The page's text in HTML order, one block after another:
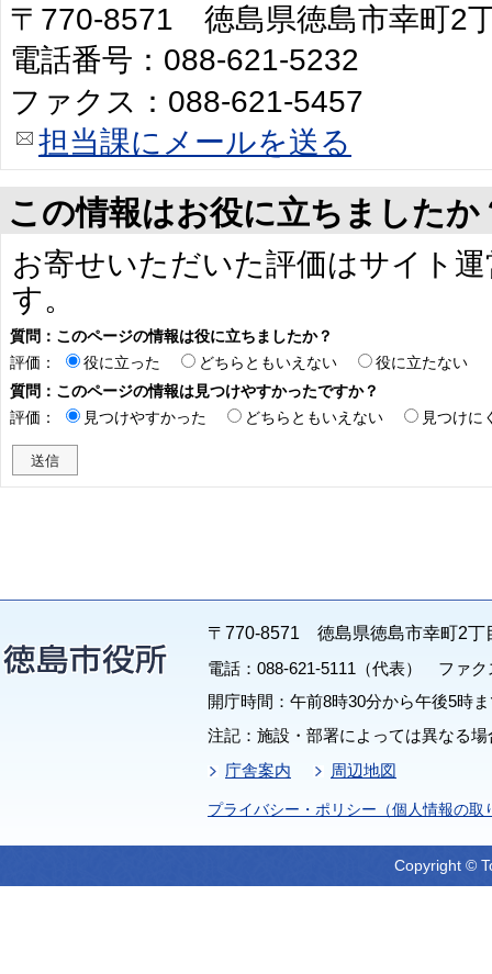
〒770-8571 徳島県徳島市幸町2
電話番号：088-621-5232
ファクス：088-621-5457
担当課にメールを送る
この情報はお役に立ちましたか
お寄せいただいた評価はサイト
す。
質問：このページの情報は役に立ちましたか？
評価：
役に立った どちらともいえない
役に立たない
質問：このページの情報は見つけやすかったですか？
評価：
見つけやすかった どちらともいえない 見つけに
〒770-8571 徳島県徳島市幸町2丁
電話：088-621-5111（代表） ファク
開庁時間：午前8時30分から午後5時
注記：施設・部署によっては異なる
庁舎案内
周辺地図
プライバシー・ポリシー（個人情報の取
Copyright ©